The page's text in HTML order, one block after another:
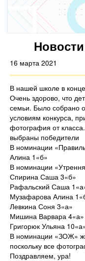
16 марта 2021
В нашей школе в
Очень здорово, что
семьи. Было собрано
условиям конкурса,
фотография от
выбраны победители
В номинации
Алина 1«б»
В номинации
Спирина Саша 3«б»
Рафальский Саша
Музафарова Алина
Левкина Соня 3«а»
Мишина Варвара 4«а»
Григорюк Ульяна
В номинации «ЗОЖ»
поскольку все
Поздравляем, ура!